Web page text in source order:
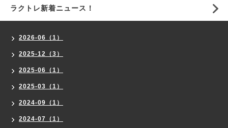
ラクトレ新着ニュース！
2026-06（1）
2025-12（3）
2025-06（1）
2025-03（1）
2024-09（1）
2024-07（1）